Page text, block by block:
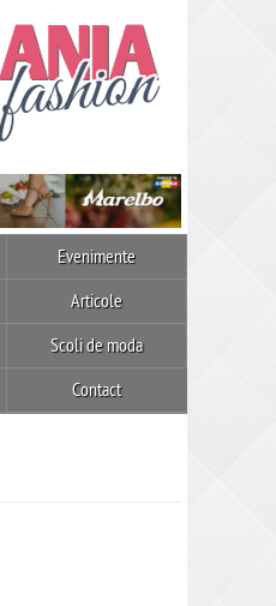
Evenimente
Articole
Scoli de moda
Contact